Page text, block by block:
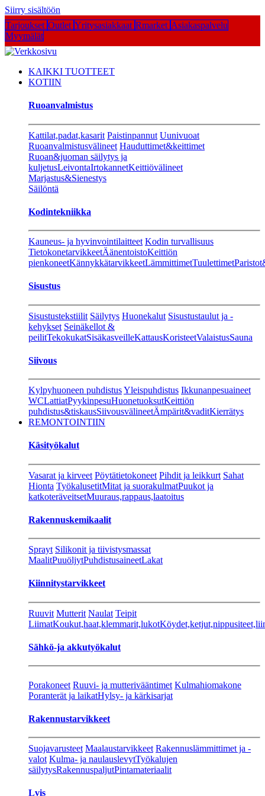
Siirry sisältöön
Tarjoukset Outlet Yritysasiakkaat Rmarket Asiakaspalvelu
Myymälät
KAIKKI TUOTTEET
KOTIIN
Ruoanvalmistus
Kattilat,padat,kasarit Paistinpannut Uunivuoat
Ruoanvalmistusvälineet Hauduttimet&keittimet
Ruoan&juoman säilytys ja
kuljetusLeivontaIrtokannetKeittiövälineet
Marjastus&Sienestys
Säilöntä
Kodintekniikka
Kauneus- ja hyvinvointilaitteet Kodin turvallisuus
TietokonetarvikkeetÄänentoistoKeittiön
pienkoneetKännykkätarvikkeetLämmittimetTuulettimet
Sisustus
Sisustustekstiilit Säilytys Huonekalut Sisustustaulut ja -
kehykset Seinäkellot &
peilitTekokukatSisäkasveilleKattausKoristeetValaistusSauna
Siivous
Kylpyhuoneen puhdistusYleispuhdistus Ikkunanpesuaineet
WCLattiatPyykinpesuHuonetuoksutKeittiön
puhdistus&tiskausSiivousvälineetÄmpärit&vaditKierrätys
REMONTOINTIIN
Käsityökalut
Vasarat ja kirveet Pöytätietokoneet Pihdit ja leikkurt Sahat
Hionta TyökalusetitMitat ja suorakulmatPuukot ja
katkoteräveitsetMuuraus,rappaus,laatoitus
Rakennuskemikaalit
Sprayt Silikonit ja tiivistysmassat
MaalitPuuöljytPuhdistusaineetLakat
Kiinnitystarvikkeet
Ruuvit Mutterit Naulat Teipit
LiimatKoukut,haat,klemmarit,lukot
Sähkö-ja akkutyökalut
Porakoneet Ruuvi- ja mutterivääntimet Kulmahiomakone
Poranterät ja laikatHylsy- ja kärkisarjat
Rakennustarvikkeet
Suojavarusteet Maalaustarvikkeet Rakennuslämmittimet ja -
valot Kulma- ja naulauslevytTyökalujen
säilytysRakennuspaljutPintamateriaalit
Lvis